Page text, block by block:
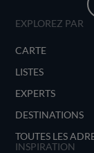
EXPLOREZ PAR
CARTE
LISTES
EXPERTS
DESTINATIONS
TOUTES LES
INSPIRATION